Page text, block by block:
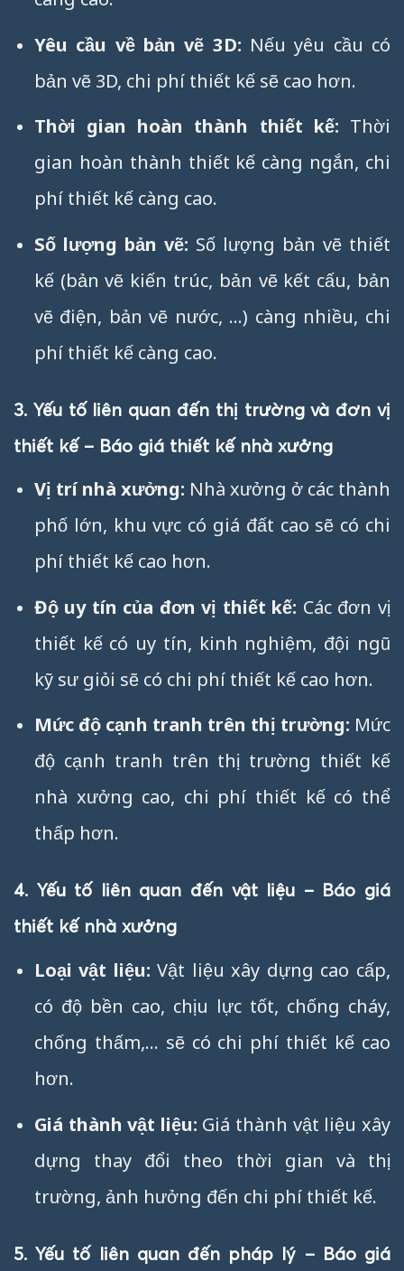
Yêu cầu về bản vẽ 3D: Nếu yêu cầu có
bản vẽ 3D, chi phí thiết kế sẽ cao hơn.
Thời gian hoàn thành thiết kế: Thời
gian hoàn thành thiết kế càng ngắn, chi
phí thiết kế càng cao.
Số lượng bản vẽ: Số lượng bản vẽ thiết
kế (bản vẽ kiến trúc, bản vẽ kết cấu, bản
vẽ điện, bản vẽ nước, …) càng nhiều, chi
phí thiết kế càng cao.
3. Yếu tố liên quan đến thị trường và đơn vị
thiết kế – Báo giá thiết kế nhà xưởng
Vị trí nhà xưởng: Nhà xưởng ở các thành
phố lớn, khu vực có giá đất cao sẽ có chi
phí thiết kế cao hơn.
Độ uy tín của đơn vị thiết kế: Các đơn vị
thiết kế có uy tín, kinh nghiệm, đội ngũ
kỹ sư giỏi sẽ có chi phí thiết kế cao hơn.
Mức độ cạnh tranh trên thị trường: Mức
độ cạnh tranh trên thị trường thiết kế
nhà xưởng cao, chi phí thiết kế có thể
thấp hơn.
4. Yếu tố liên quan đến vật liệu – Báo giá
thiết kế nhà xưởng
Loại vật liệu: Vật liệu xây dựng cao cấp,
có độ bền cao, chịu lực tốt, chống cháy,
chống thấm,… sẽ có chi phí thiết kế cao
hơn.
Giá thành vật liệu: Giá thành vật liệu xây
dựng thay đổi theo thời gian và thị
trường, ảnh hưởng đến chi phí thiết kế.
5. Yếu tố liên quan đến pháp lý – Báo giá